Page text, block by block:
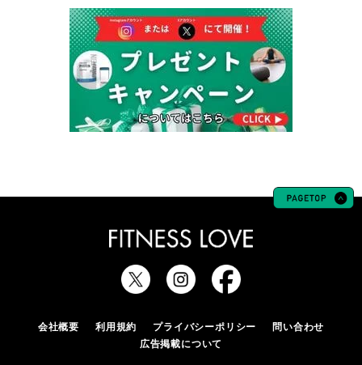
会社概要 利用規約 プライバシーポリシー
問い合わせ
広告掲載について